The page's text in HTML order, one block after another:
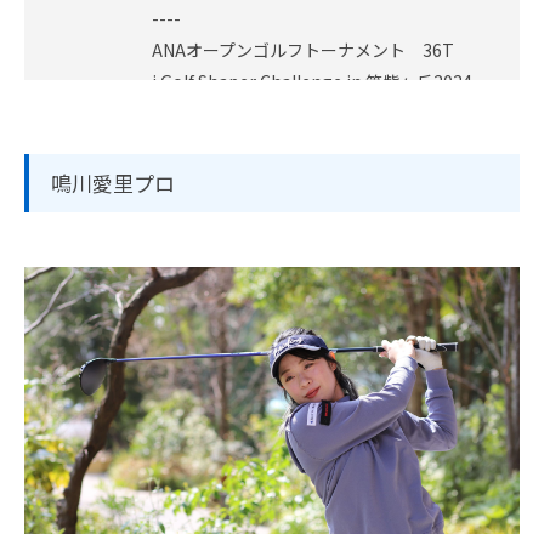
----
ANAオープンゴルフトーナメント 36T
i Golf Shaper Challenge in 筑紫ヶ丘2024
----
----
プロ転向
全国高校ゴルフ選手権春季大会 優勝
全国高校ゴルフ選手権 優勝
JGAナショナルチーム・世界アマ代表選出
2022年度
＜大嶋 港＞---------------------------------
----
JGAナショナルチーム選出
鳴川愛里プロ